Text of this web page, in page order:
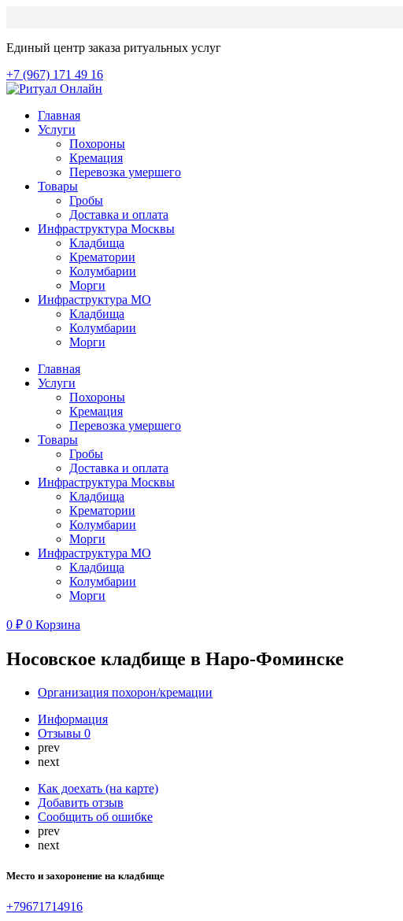
Единый центр заказа ритуальных услуг
+7 (967) 171 49 16
Главная
Услуги
Похороны
Кремация
Перевозка умершего
Товары
Гробы
Доставка и оплата
Инфраструктура Москвы
Кладбища
Крематории
Колумбарии
Морги
Инфраструктура МО
Кладбища
Колумбарии
Морги
Главная
Услуги
Похороны
Кремация
Перевозка умершего
Товары
Гробы
Доставка и оплата
Инфраструктура Москвы
Кладбища
Крематории
Колумбарии
Морги
Инфраструктура МО
Кладбища
Колумбарии
Морги
0 ₽ 0 Корзина
Носовское кладбище в Наро-Фоминске
Организация похорон/кремации
Информация
Отзывы 0
prev
next
Как доехать (на карте)
Добавить отзыв
Сообщить об ошибке
prev
next
Место и захоронение на кладбище
+79671714916